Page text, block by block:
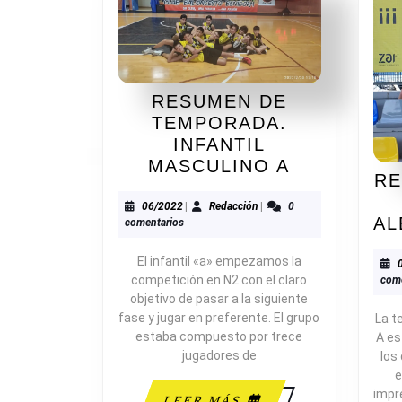
RESUMEN DE
TEMPORADA.
INFANTIL
MASCULINO A RESUMEN
INFANTIL
A
06/202206/2022Redacción Redacción
0
comentarios
El infantil «a» empezamos la
competición en N2 con el claro
objetivo de pasar a la siguiente
fase y jugar en preferente. El grupo
estaba compuesto por trece
jugadores de
La
A